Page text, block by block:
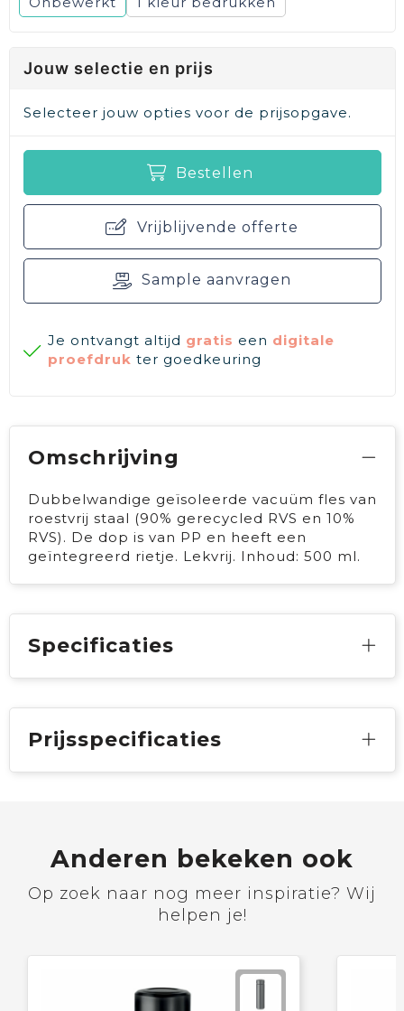
Jouw selectie en prijs
Selecteer jouw opties voor de prijsopgave.
Bestellen
Vrijblijvende offerte
Sample aanvragen
Je ontvangt altijd gratis een digitale
proefdruk ter goedkeuring
Omschrijving
Dubbelwandige geïsoleerde vacuüm fles van
roestvrij staal (90% gerecycled RVS en 10%
RVS). De dop is van PP en heeft een
geïntegreerd rietje. Lekvrij. Inhoud: 500 ml.
Specificaties
Prijsspecificaties
Anderen bekeken ook
Op zoek naar nog meer inspiratie? Wij
helpen je!